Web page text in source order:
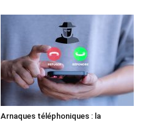
Arnaques téléphoniques : la